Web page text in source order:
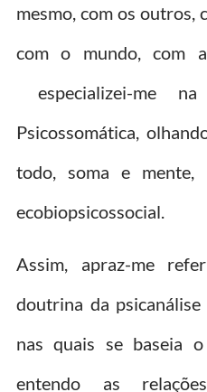
mesmo, com os outros,
com o mundo, com
especializei-me
Psicossomática,
todo, soma e mente,
ecobiopsicossocial.
Assim, apraz-me
doutrina da
nas quais se baseia
entendo as